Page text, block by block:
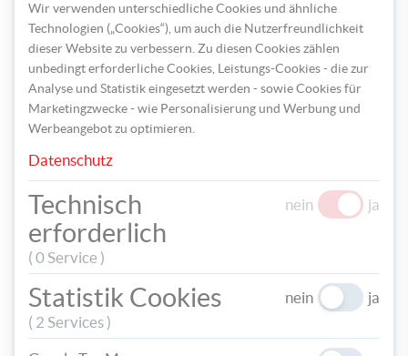
Fertig ist Ihr Geschenkanhänger in Melonen-Optik, den Sie auf
der Rückseite mit einem Gruß versehen können. Auf die gleiche
Weise können Sie auch weitere fruchtige Anhänger gestalten –
wie wäre es z.B. mit einer Ananas, Erdbeere oder Kiwi?
Wir verwenden unterschiedliche Cookies und ähnliche
Technologien („Cookies“), um auch die Nutzerfreundlichkeit
dieser Website zu verbessern. Zu diesen Cookies zählen
unbedingt erforderliche Cookies, Leistungs-Cookies - die zur
Analyse und Statistik eingesetzt werden - sowie Cookies für
Marketingzwecke - wie Personalisierung und Werbung und
Werbeangebot zu optimieren.
Datenschutz
Technisch
erforderlich
( 0 Service )
nein ja
Statistik Cookies
( 2 Services )
nein ja